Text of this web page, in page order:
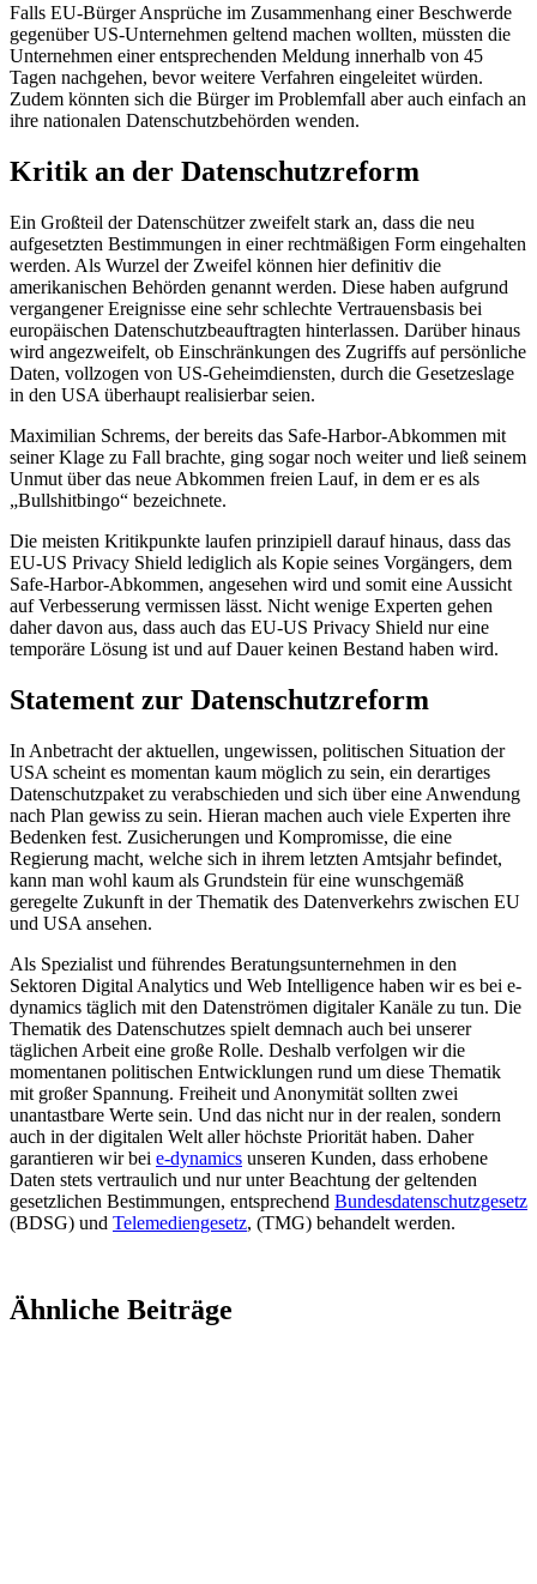
Falls EU-Bürger Ansprüche im Zusammenhang einer Beschwerde
gegenüber US-Unternehmen geltend machen wollten, müssten die
Unternehmen einer entsprechenden Meldung innerhalb von 45
Tagen nachgehen, bevor weitere Verfahren eingeleitet würden.
Zudem könnten sich die Bürger im Problemfall aber auch einfach an
ihre nationalen Datenschutzbehörden wenden.
Kritik an der Datenschutzreform
Ein Großteil der Datenschützer zweifelt stark an, dass die neu
aufgesetzten Bestimmungen in einer rechtmäßigen Form eingehalten
werden. Als Wurzel der Zweifel können hier definitiv die
amerikanischen Behörden genannt werden. Diese haben aufgrund
vergangener Ereignisse eine sehr schlechte Vertrauensbasis bei
europäischen Datenschutzbeauftragten hinterlassen. Darüber hinaus
wird angezweifelt, ob Einschränkungen des Zugriffs auf persönliche
Daten, vollzogen von US-Geheimdiensten, durch die Gesetzeslage
in den USA überhaupt realisierbar seien.
Maximilian Schrems, der bereits das Safe-Harbor-Abkommen mit
seiner Klage zu Fall brachte, ging sogar noch weiter und ließ seinem
Unmut über das neue Abkommen freien Lauf, in dem er es als
„Bullshitbingo“ bezeichnete.
Die meisten Kritikpunkte laufen prinzipiell darauf hinaus, dass das
EU-US Privacy Shield lediglich als Kopie seines Vorgängers, dem
Safe-Harbor-Abkommen, angesehen wird und somit eine Aussicht
auf Verbesserung vermissen lässt. Nicht wenige Experten gehen
daher davon aus, dass auch das EU-US Privacy Shield nur eine
temporäre Lösung ist und auf Dauer keinen Bestand haben wird.
Statement zur Datenschutzreform
In Anbetracht der aktuellen, ungewissen, politischen Situation der
USA scheint es momentan kaum möglich zu sein, ein derartiges
Datenschutzpaket zu verabschieden und sich über eine Anwendung
nach Plan gewiss zu sein. Hieran machen auch viele Experten ihre
Bedenken fest. Zusicherungen und Kompromisse, die eine
Regierung macht, welche sich in ihrem letzten Amtsjahr befindet,
kann man wohl kaum als Grundstein für eine wunschgemäß
geregelte Zukunft in der Thematik des Datenverkehrs zwischen EU
und USA ansehen.
Als Spezialist und führendes Beratungsunternehmen in den
Sektoren Digital Analytics und Web Intelligence haben wir es bei e-
dynamics täglich mit den Datenströmen digitaler Kanäle zu tun. Die
Thematik des Datenschutzes spielt demnach auch bei unserer
täglichen Arbeit eine große Rolle. Deshalb verfolgen wir die
momentanen politischen Entwicklungen rund um diese Thematik
mit großer Spannung. Freiheit und Anonymität sollten zwei
unantastbare Werte sein. Und das nicht nur in der realen, sondern
auch in der digitalen Welt aller höchste Priorität haben. Daher
garantieren wir bei e-dynamics unseren Kunden, dass erhobene
Daten stets vertraulich und nur unter Beachtung der geltenden
gesetzlichen Bestimmungen, entsprechend Bundesdatenschutzgesetz
(BDSG) und Telemediengesetz, (TMG) behandelt werden.
Ähnliche Beiträge